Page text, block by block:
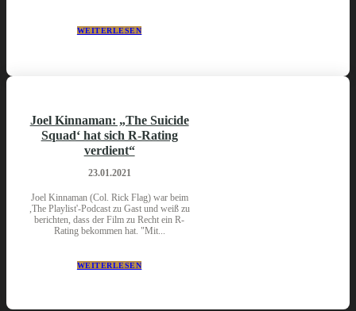
WEITERLESEN
Joel Kinnaman: „The Suicide
Squad‘ hat sich R-Rating
verdient“
23.01.2021
Joel Kinnaman (Col. Rick Flag) war beim
,The Playlist'-Podcast zu Gast und weiß zu
berichten, dass der Film zu Recht ein R-
Rating bekommen hat. "Mit...
WEITERLESEN